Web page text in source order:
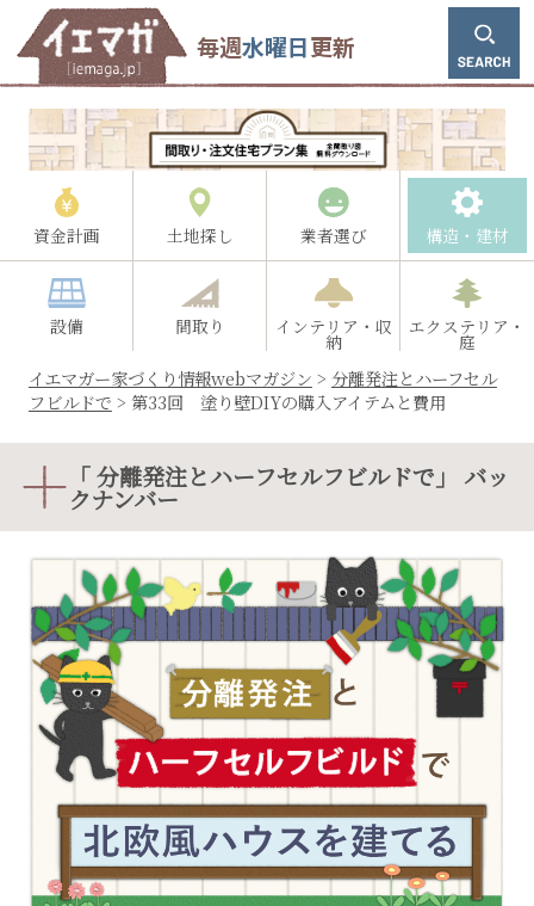
毎週水曜日更新
資金計画 土地探し 業者選び 構造・建材
設備 間取り インテリア・収
納
エクステリア・
庭
イエマガー家づくり情報webマガジン > 分離発注とハーフセル
フビルドで > 第33回 塗り壁DIYの購入アイテムと費用
「 分離発注とハーフセルフビルドで」 バッ
クナンバー